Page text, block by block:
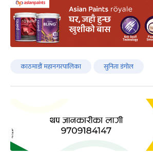
काठमाडौं महानगरपालिका सुनिता डंगोल